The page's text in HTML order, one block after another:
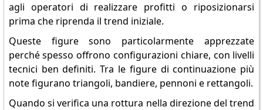
agli operatori di realizzare profitti o riposizionarsi
prima che riprenda il trend iniziale.
Queste figure sono particolarmente apprezzate
perché spesso offrono configurazioni chiare, con livelli
tecnici ben definiti. Tra le figure di continuazione più
note figurano triangoli, bandiere, pennoni e rettangoli.
Quando si verifica una rottura nella direzione del trend